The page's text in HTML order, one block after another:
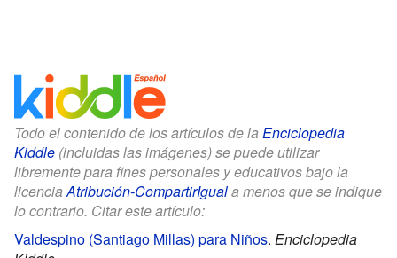
Todo el contenido de los artículos de la Enciclopedia
Kiddle (incluidas las imágenes) se puede utilizar
libremente para fines personales y educativos bajo la
licenciaAtribución-CompartirIguala menos que se indique
lo contrario. Citar este artículo:
Valdespino (Santiago Millas) para Niños. Enciclopedia